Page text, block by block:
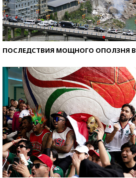
ПОСЛЕДСТВИЯ МОЩНОГО ОПОЛЗНЯ